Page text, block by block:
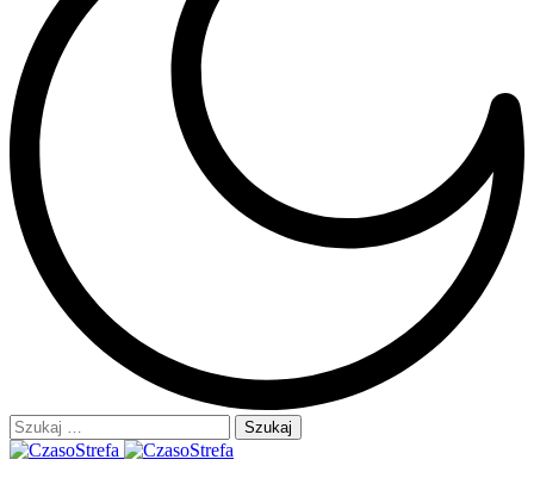
Szukaj: